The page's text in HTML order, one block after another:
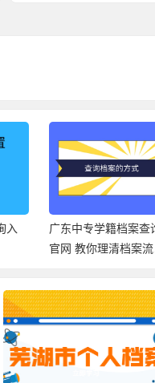
询
芜湖市档案地址查
统官网 带你了解正